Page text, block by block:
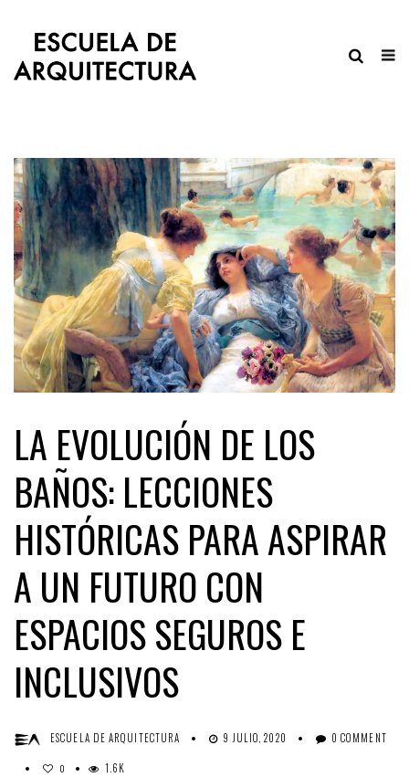
LA EVOLUCIÓN DE LOS
BAÑOS: LECCIONES
HISTÓRICAS PARA ASPIRAR
A UN FUTURO CON
ESPACIOS SEGUROS E
INCLUSIVOS
ESCUELA DE ARQUITECTURA 9 JULIO, 2020 0 COMMENT
0 1.6K